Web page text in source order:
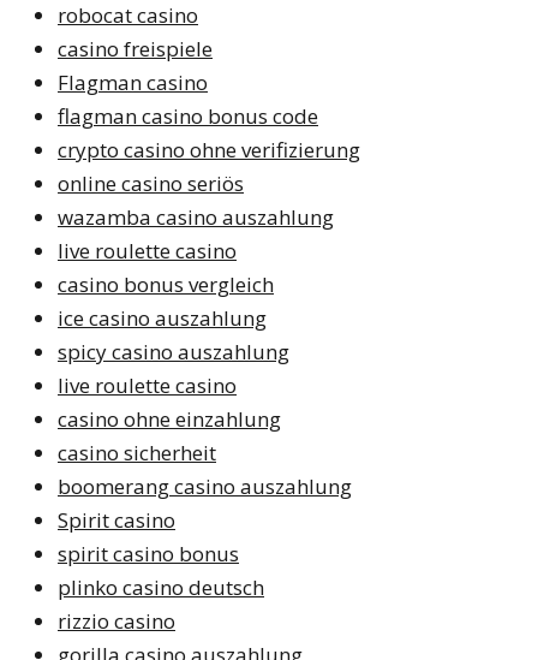
robocat casino
casino freispiele
Flagman casino
flagman casino bonus code
crypto casino ohne verifizierung
online casino seriös
wazamba casino auszahlung
live roulette casino
casino bonus vergleich
ice casino auszahlung
spicy casino auszahlung
live roulette casino
casino ohne einzahlung
casino sicherheit
boomerang casino auszahlung
Spirit casino
spirit casino bonus
plinko casino deutsch
rizzio casino